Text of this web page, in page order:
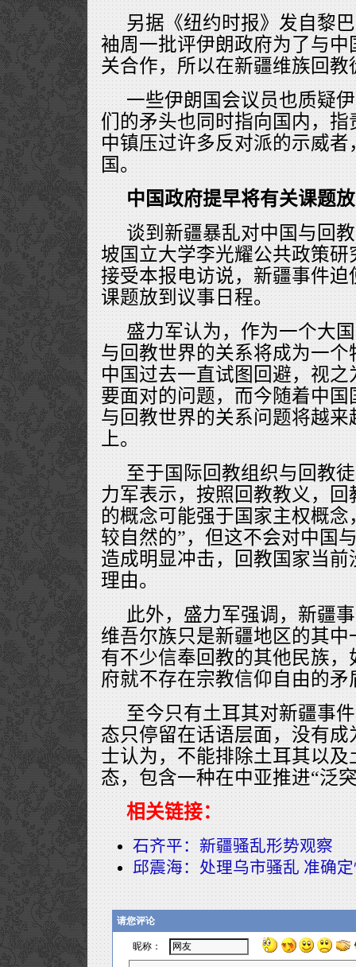
另据《纽约时报》发自黎
袖周一批评伊朗政府为了与
关合作，所以在新疆维族回
一些伊朗国会议员也质疑
们的矛头也同时指向国内，
中镇压过许多反对派的示威
国。
中国政府提早将有关课题
谈到新疆暴乱对中国与回
坡国立大学李光耀公共政策
接受本报电访说，新疆事件
课题放到议事日程。
盛力军认为，作为一个大
与回教世界的关系将成为一
中国过去一直试图回避，视
要面对的问题，而今随着中
与回教世界的关系问题将越
上。
至于国际回教组织与回教
力军表示，按照回教教义，
的概念可能强于国家主权概
较自然的”，但这不会对中国
造成明显冲击，回教国家当
理由。
此外，盛力军强调，新疆
维吾尔族只是新疆地区的其
有不少信奉回教的其他民族
府就不存在宗教信仰自由的矛
至今只有土耳其对新疆事
态只停留在话语层面，没有
士认为，不能排除土耳其以
态，包含一种在中亚推进“泛
相关链接：
石齐平：新疆骚乱形势观察
邱震海：处理乌市骚乱 准确